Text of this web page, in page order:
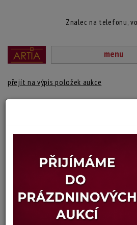
Znalec na telefonu,
menu
přejít na výpis položek aukce
Zdeněk Ziegler
vydraženo
německý film, režie: Harald Reinl
Technika: tisk na kartonu, datace: 1969
Šířka: 29 cm, výška: 41 cm